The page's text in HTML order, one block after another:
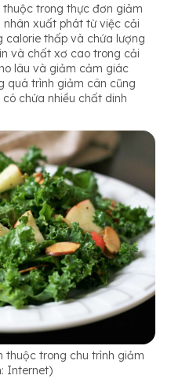
thuộc trong thực đơn giảm
xuất phát từ việc cải
calorie thấp và chứa lượng
và chất xơ cao trong cải
lâu và giảm cảm giác
quá trình giảm cân cũng
chứa nhiều chất dinh
thuộc trong chu trình giảm
Internet)